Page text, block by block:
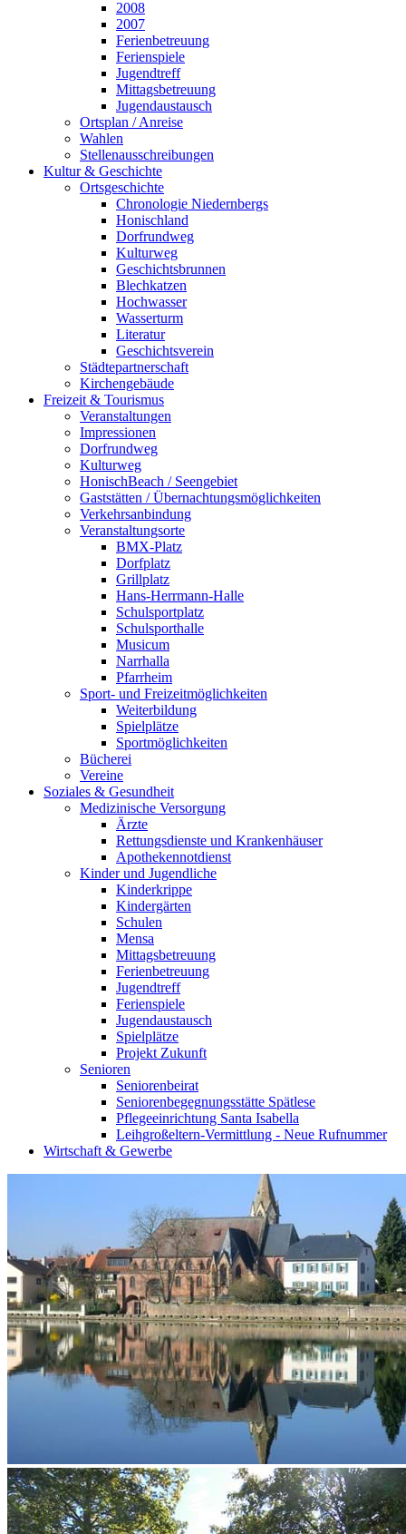
2008
2007
Ferienbetreuung
Ferienspiele
Jugendtreff
Mittagsbetreuung
Jugendaustausch
Ortsplan / Anreise
Wahlen
Stellenausschreibungen
Kultur & Geschichte
Ortsgeschichte
Chronologie Niedernbergs
Honischland
Dorfrundweg
Kulturweg
Geschichtsbrunnen
Blechkatzen
Hochwasser
Wasserturm
Literatur
Geschichtsverein
Städtepartnerschaft
Kirchengebäude
Freizeit & Tourismus
Veranstaltungen
Impressionen
Dorfrundweg
Kulturweg
HonischBeach / Seengebiet
Gaststätten / Übernachtungsmöglichkeiten
Verkehrsanbindung
Veranstaltungsorte
BMX-Platz
Dorfplatz
Grillplatz
Hans-Herrmann-Halle
Schulsportplatz
Schulsporthalle
Musicum
Narrhalla
Pfarrheim
Sport- und Freizeitmöglichkeiten
Weiterbildung
Spielplätze
Sportmöglichkeiten
Bücherei
Vereine
Soziales & Gesundheit
Medizinische Versorgung
Ärzte
Rettungsdienste und Krankenhäuser
Apothekennotdienst
Kinder und Jugendliche
Kinderkrippe
Kindergärten
Schulen
Mensa
Mittagsbetreuung
Ferienbetreuung
Jugendtreff
Ferienspiele
Jugendaustausch
Spielplätze
Projekt Zukunft
Senioren
Seniorenbeirat
Seniorenbegegnungsstätte Spätlese
Pflegeeinrichtung Santa Isabella
Leihgroßeltern-Vermittlung - Neue Rufnummer
Wirtschaft & Gewerbe